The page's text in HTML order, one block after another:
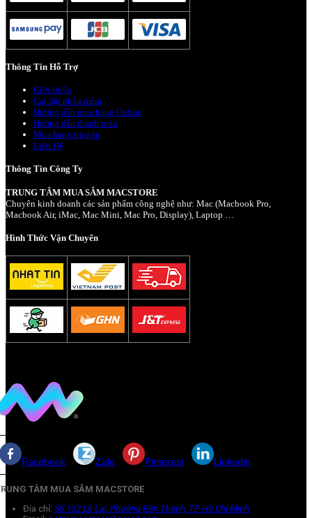
Thông Tin Hỗ Trợ
Giới thiệu
Cài đặt phần mềm
Hướng dẫn mua hàng Online
Hướng dẫn thanh toán
Mua hàng trả góp
Liên Hệ
Thông Tin Công Ty
TRUNG TÂM MUA SẮM MACSTORE
Chuyên kinh doanh các sản phẩm công nghệ như: Mac (Macbook Pro,
Macbook Air, iMac, Mac Mini, Mac Pro, Display), Laptop …
Hình Thức Vận Chuyển
Facebook Zalo Pinterest Linkedin
TÂM MUA SẮM MACSTORE
Địa chỉ: Số 132 Lê Lai, Phường Bến Thành, TP Hồ Chí Minh